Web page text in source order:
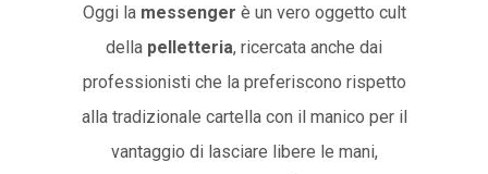
Oggi la messenger è un vero oggetto cult
della pelletteria, ricercata anche dai
professionisti che la preferiscono rispetto
alla tradizionale cartella con il manico per il
vantaggio di lasciare libere le mani,